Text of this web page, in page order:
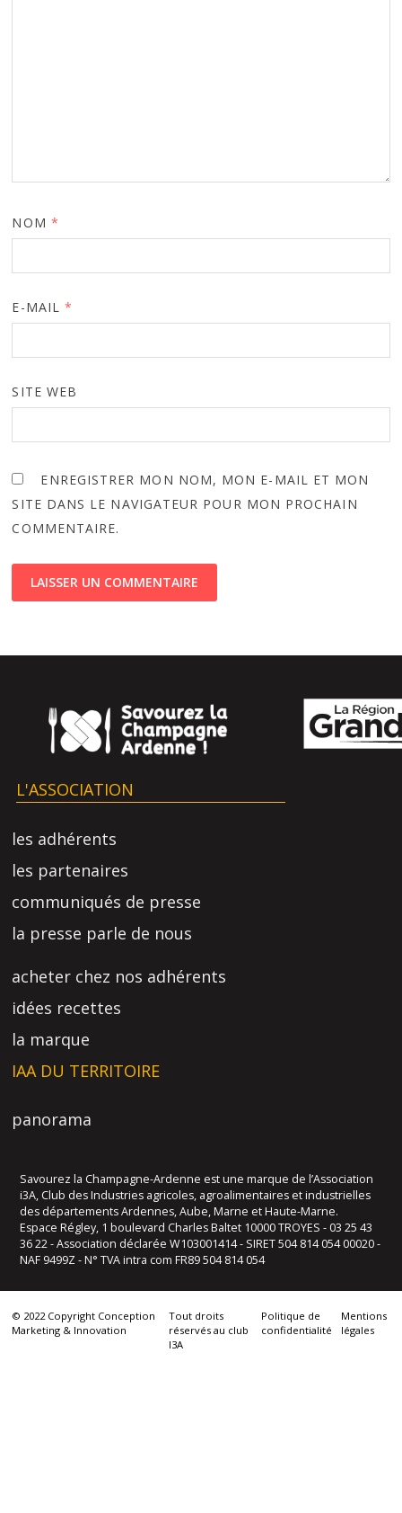
NOM *
E-MAIL *
SITE WEB
ENREGISTRER MON NOM, MON E-MAIL ET MON
SITE DANS LE NAVIGATEUR POUR MON PROCHAIN
COMMENTAIRE.
L'ASSOCIATION
les adhérents
les partenaires
communiqués de presse
la presse parle de nous
acheter chez nos adhérents
idées recettes
la marque
IAA DU TERRITOIRE
panorama
Savourez la Champagne-Ardenne est une marque de l’Association
i3A, Club des Industries agricoles, agroalimentaires et industrielles
des départements Ardennes, Aube, Marne et Haute-Marne.
Espace Régley, 1 boulevard Charles Baltet 10000 TROYES - 03 25 43
36 22 - Association déclarée W103001414 - SIRET 504 814 054 00020 -
NAF 9499Z - N° TVA intra com FR89 504 814 054
© 2022 Copyright Conception
Marketing & Innovation
Tout droits
réservés au club
I3A
Politique de
confidentialité
Mentions
légales